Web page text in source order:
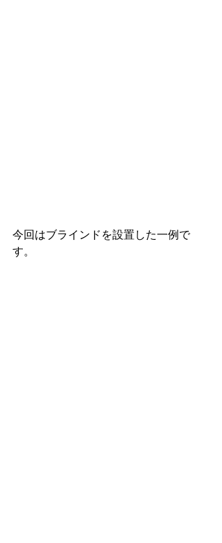
今回はブラインドを設置した一例で
す。